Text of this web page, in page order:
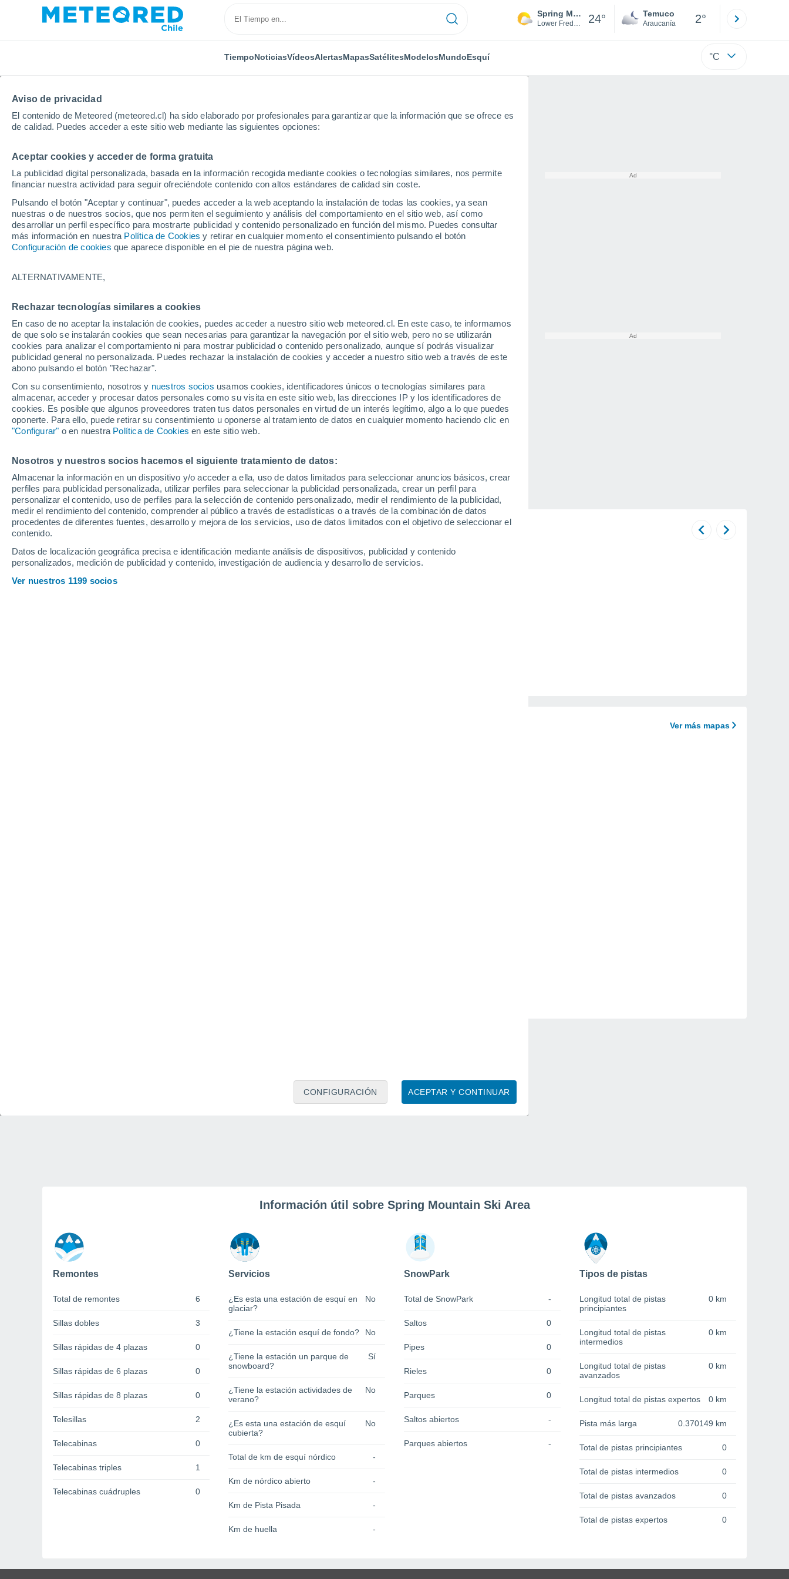
Aviso de privacidad
El contenido de Meteored (meteored.cl) ha sido elaborado por profesionales para garantizar que la información que se ofrece es
de calidad. Puedes acceder a este sitio web mediante las siguientes opciones:
Aceptar cookies y acceder de forma gratuita
La publicidad digital personalizada, basada en la información recogida mediante cookies o tecnologías similares, nos permite
financiar nuestra actividad para seguir ofreciéndote contenido con altos estándares de calidad sin coste.
Pulsando el botón "Aceptar y continuar", puedes acceder a la web aceptando la instalación de todas las cookies, ya sean
nuestras o de nuestros socios, que nos permiten el seguimiento y análisis del comportamiento en el sitio web, así como
desarrollar un perfil específico para mostrarte publicidad y contenido personalizado en función del mismo. Puedes consultar
más información en nuestra Política de Cookies y retirar en cualquier momento el consentimiento pulsando el botón
Configuración de cookies que aparece disponible en el pie de nuestra página web.
ALTERNATIVAMENTE,
Rechazar tecnologías similares a cookies
En caso de no aceptar la instalación de cookies, puedes acceder a nuestro sitio web meteored.cl. En este caso, te informamos
de que solo se instalarán cookies que sean necesarias para garantizar la navegación por el sitio web, pero no se utilizarán
cookies para analizar el comportamiento ni para mostrar publicidad o contenido personalizado, aunque sí podrás visualizar
publicidad general no personalizada. Puedes rechazar la instalación de cookies y acceder a nuestro sitio web a través de este
abono pulsando el botón "Rechazar".
Con su consentimiento, nosotros y nuestros socios usamos cookies, identificadores únicos o tecnologías similares para
almacenar, acceder y procesar datos personales como su visita en este sitio web, las direcciones IP y los identificadores de
cookies. Es posible que algunos proveedores traten tus datos personales en virtud de un interés legítimo, algo a lo que puedes
oponerte. Para ello, puede retirar su consentimiento u oponerse al tratamiento de datos en cualquier momento haciendo clic en
"Configurar" o en nuestra Política de Cookies en este sitio web.
Nosotros y nuestros socios hacemos el siguiente tratamiento de datos:
Almacenar la información en un dispositivo y/o acceder a ella, uso de datos limitados para seleccionar anuncios básicos, crear
perfiles para publicidad personalizada, utilizar perfiles para seleccionar la publicidad personalizada, crear un perfil para
personalizar el contenido, uso de perfiles para la selección de contenido personalizado, medir el rendimiento de la publicidad,
medir el rendimiento del contenido, comprender al público a través de estadísticas o a través de la combinación de datos
procedentes de diferentes fuentes, desarrollo y mejora de los servicios, uso de datos limitados con el objetivo de seleccionar el
contenido.
Datos de localización geográfica precisa e identificación mediante análisis de dispositivos, publicidad y contenido
personalizados, medición de publicidad y contenido, investigación de audiencia y desarrollo de servicios.
Ver nuestros 1199 socios
ACEPTAR Y CONTINUAR
CONFIGURACIÓN
Spring Mount
Lower Frederick Township 24° Temuco
Araucanía 2°
TiempoNoticiasVídeosAlertasMapasSatélitesModelosMundoEsquí °C
Inicio Estados Unidos Estado de Pennsylvania
Spring Mountain Ski Area
12/12/2026
Hoy
9 Ago
Mañana
10 Ago
Martes
11 Ago
Parte de nieve hoy
Pistas por dificultad 0 0 0 0
Kilómetros esquiables -
Remontes 0 / 6
Espesor de nieve en la base
Espesor de nieve en la parte superior -
Webcams en Spring Mount
Ver más mapas
Información útil sobre Spring Mountain Ski Area
Remontes
Total de remontes 6
Sillas dobles 3
Sillas rápidas de 4 plazas 0
Sillas rápidas de 6 plazas 0
Sillas rápidas de 8 plazas 0
Telesillas 2
Telecabinas 0
Telecabinas triples 1
Telecabinas cuádruples 0
Servicios
¿Es esta una estación de esquí en
glaciar?
No
¿Tiene la estación esquí de fondo? No
¿Tiene la estación un parque de
snowboard?
Sí
¿Tiene la estación actividades de
verano?
No
¿Es esta una estación de esquí
cubierta?
No
Total de km de esquí nórdico -
Km de nórdico abierto -
Km de Pista Pisada -
Km de huella -
SnowPark
Total de SnowPark -
Saltos 0
Pipes 0
Rieles 0
Parques 0
Saltos abiertos -
Parques abiertos -
Tipos de pistas
Longitud total de pistas
principiantes
0 km
Longitud total de pistas
intermedios
0 km
Longitud total de pistas
avanzados
0 km
Longitud total de pistas expertos 0 km
Pista más larga 0.370149 km
Total de pistas principiantes 0
Total de pistas intermedios 0
Total de pistas avanzados 0
Total de pistas expertos 0